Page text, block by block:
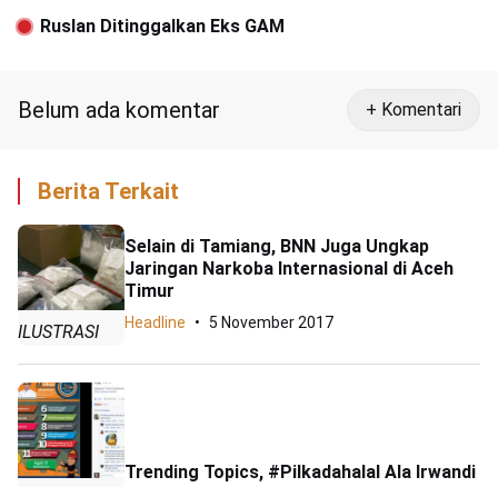
Ruslan Ditinggalkan Eks GAM
Belum ada komentar + Komentari
Berita Terkait
ILUSTRASI
Selain di Tamiang, BNN Juga Ungkap
Jaringan Narkoba Internasional di Aceh
Timur
Headline 5 November 2017
Trending Topics, #Pilkadahalal Ala Irwandi